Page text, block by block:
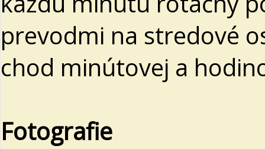
prevodmi na stredové
chod minútovej a
Fotografie